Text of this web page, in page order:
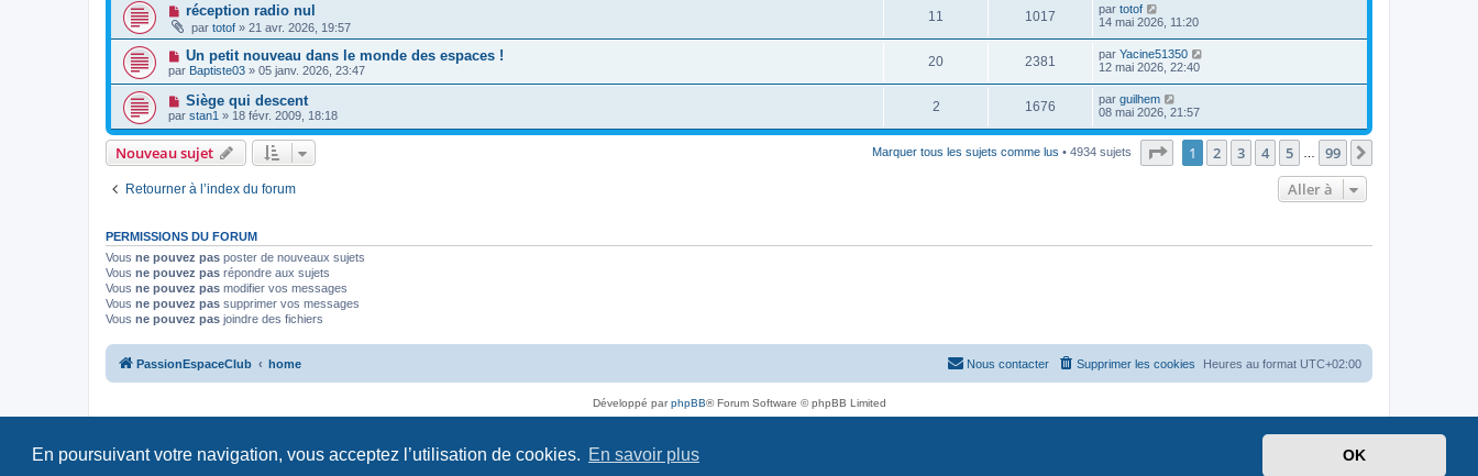
En poursuivant votre navigation, vous acceptez l’utilisation de cookies. En savoir plus OK
réception radio nul
par totof » 21 avr. 2026, 19:57
11 1017 par totof
14 mai 2026, 11:20
Un petit nouveau dans le monde des espaces !
par Baptiste03 » 05 janv. 2026, 23:47
20 2381 par Yacine51350
12 mai 2026, 22:40
Siège qui descent
par stan1 » 18 févr. 2009, 18:18
2 1676 par guilhem
08 mai 2026, 21:57
Nouveau sujet Marquer tous les sujets comme lus • 4934 sujets Page sur99
1 2 3 4 5 99
Retourner à l’index du forum Aller à
PERMISSIONS DU FORUM
Vous ne pouvez pas poster de nouveaux sujets
Vous ne pouvez pas répondre aux sujets
Vous ne pouvez pas modifier vos messages
Vous ne pouvez pas supprimer vos messages
Vous ne pouvez pas joindre des fichiers
PassionEspaceClub home Heures au format UTC+02:00
Supprimer les cookies
Nous contacter
Développé parphpBB® Forum Software © phpBB Limited